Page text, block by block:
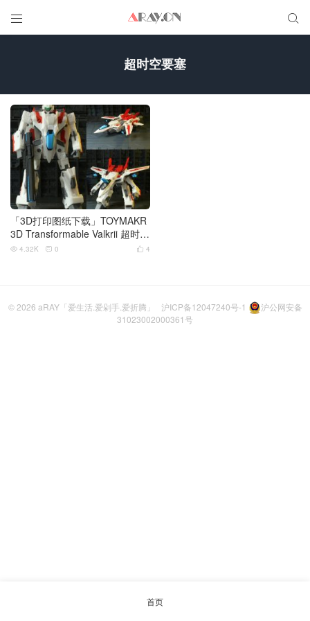
 
超时空要塞
「3D打印图纸下载」TOYMAKR
3D Transformable Valkrii 超时空
要塞
 4
 4.32K  0
© 2026 aRAY「爱生活.爱剁手.爱折腾」 沪ICP备12047240号-1
沪公网安备
31023002000361号
首页